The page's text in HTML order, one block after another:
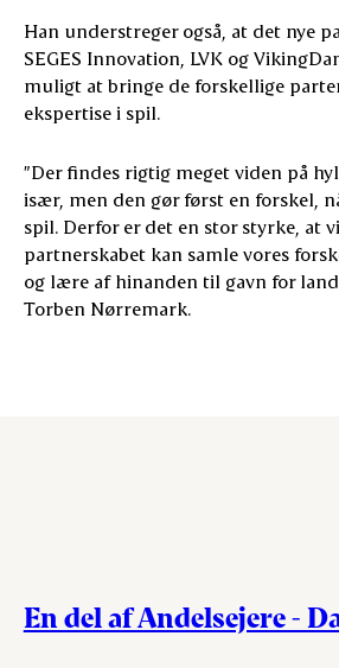
Han understreger også, at det nye
SEGES Innovation, LVK og
muligt at bringe de forskellige
ekspertise i spil.
”Der findes rigtig meget viden på
især, men den gør først en forskel,
spil. Derfor er det en stor styrke, at
partnerskabet kan samle vores
og lære af hinanden til gavn for
Torben Nørremark.
En del af Andelsejere -